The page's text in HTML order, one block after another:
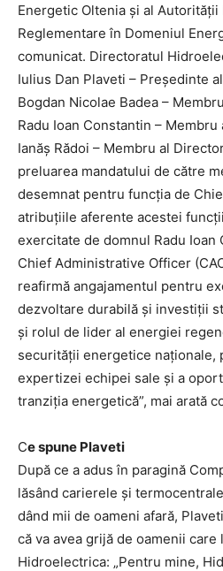
Energetic Oltenia și al Autorității
Reglementare în Domeniul
comunicat. Directoratul
Iulius Dan Plaveti – Președinte
Bogdan Nicolae Badea –
Radu Ioan Constantin –
Ianăș Rădoi – Membru al
preluarea mandatului de către
desemnat pentru funcția de
atribuțiile aferente acestei
exercitate de domnul Radu Ioan
Chief Administrative Officer
reafirmă angajamentul pentru
dezvoltare durabilă și investiții
și rolul de lider al energiei
securității energetice naționale,
expertizei echipei sale și a
tranziția energetică”, mai arată
Ce spune Plaveti
După ce a adus în paragină
lăsând carierele și
dând mii de oameni afară,
că va avea grijă de oamenii care
Hidroelectrica: „Pentru mine,